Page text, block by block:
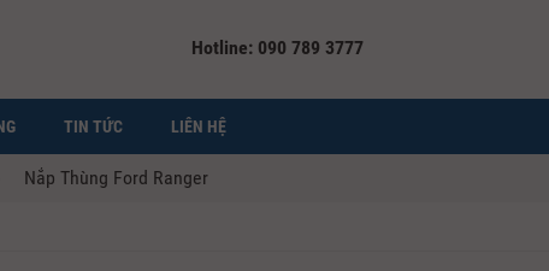
Hotline: 090 789 3777
TIN TỨC LIÊN HỆ
Nắp Thùng Ford Ranger